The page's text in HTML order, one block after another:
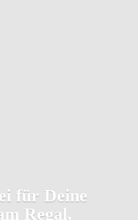
für Deine
Regal,